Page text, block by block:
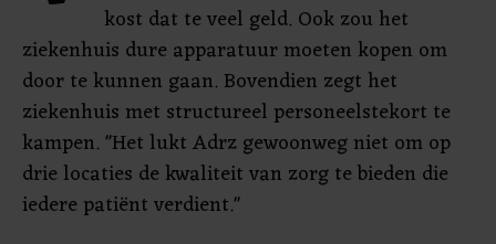
kost dat te veel geld. Ook zou het
ziekenhuis dure apparatuur moeten kopen om
door te kunnen gaan. Bovendien zegt het
ziekenhuis met structureel personeelstekort te
kampen. "Het lukt Adrz gewoonweg niet om op
drie locaties de kwaliteit van zorg te bieden die
iedere patiënt verdient."